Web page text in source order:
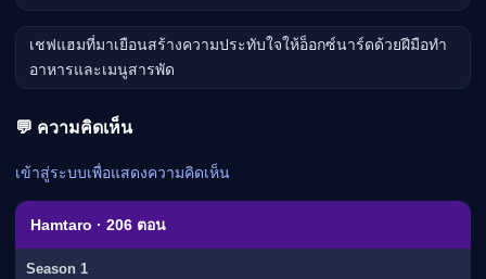
Deck Share
PREMIUM SERVICE
เชฟแฮมที่มาเยือนสร้างความประทับใจให้อ็อกซ์นาร์ดด้วยฝีมือทำ
อาหารและเมนูสารพัด
💬 ความคิดเห็น
เข้าสู่ระบบเพื่อแสดงความคิดเห็น
Hamtaro · 206 ตอน
Season 1